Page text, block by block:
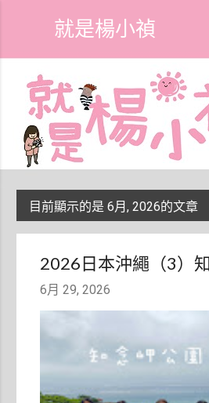
就是楊小禎
發
目前顯示的是 6月, 2026的文章
2026日本沖繩（3）
6月 29, 2026